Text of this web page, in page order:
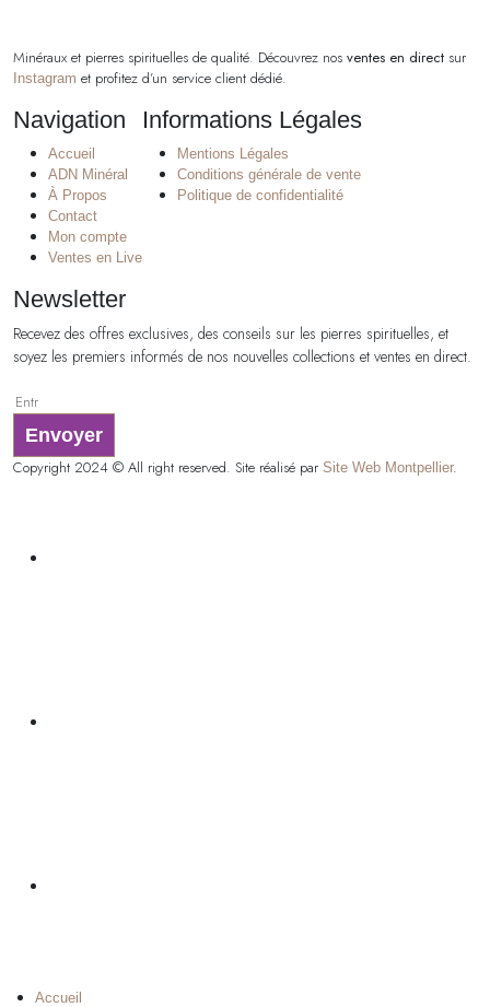
Minéraux et pierres spirituelles de qualité. Découvrez nos ventes en direct sur
Instagram et profitez d’un service client dédié.
Navigation
Accueil
ADN Minéral
À Propos
Contact
Mon compte
Ventes en Live
Informations Légales
Mentions Légales
Conditions générale de vente
Politique de confidentialité
Newsletter
Recevez des offres exclusives, des conseils sur les pierres spirituelles, et
soyez les premiers informés de nos nouvelles collections et ventes en direct.
Envoyer
Copyright 2024 © All right reserved. Site réalisé par Site Web Montpellier.
Accueil